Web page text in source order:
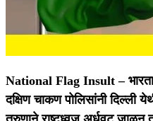
National Flag Insult –
दक्षिण चाकण पोलिसांनी